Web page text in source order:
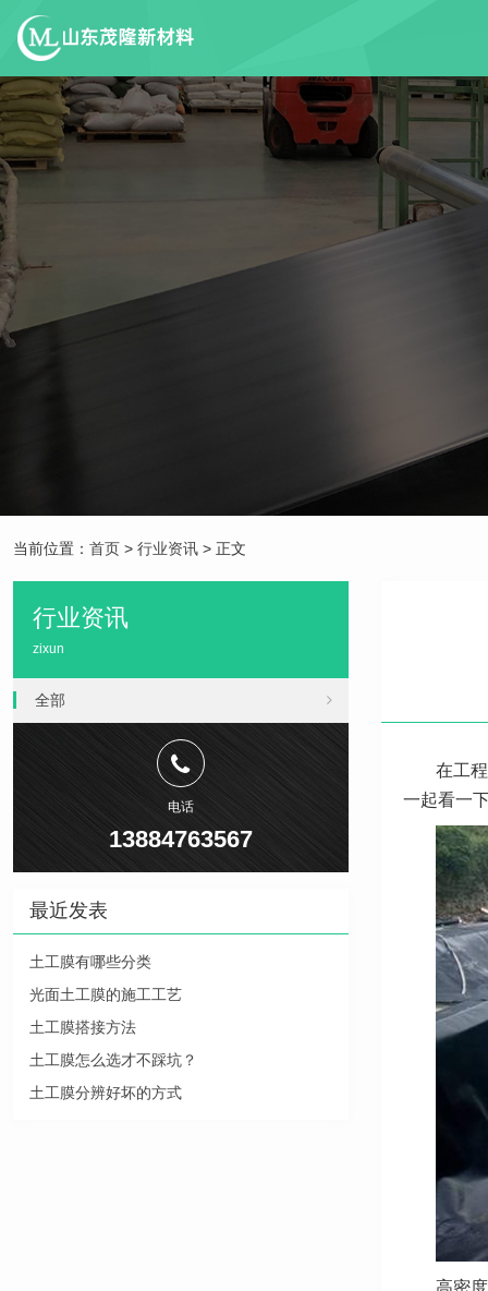
当前位置： 首页 > 行业资讯 > 正文
在工
一起看一
行业资讯
zixun
全部
电话
13884763567
最近发表
土工膜有哪些分类
光面土工膜的施工工艺
土工膜搭接方法
土工膜怎么选才不踩坑？
土工膜分辨好坏的方式